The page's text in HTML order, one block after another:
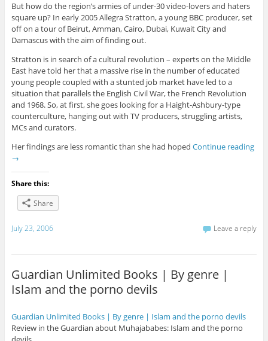
But how do the region’s armies of under-30 video-lovers and haters
square up? In early 2005 Allegra Stratton, a young BBC producer, set
off on a tour of Beirut, Amman, Cairo, Dubai, Kuwait City and
Damascus with the aim of finding out.
Stratton is in search of a cultural revolution – experts on the Middle
East have told her that a massive rise in the number of educated
young people coupled with a stunted job market have led to a
situation that parallels the English Civil War, the French Revolution
and 1968. So, at first, she goes looking for a Haight-Ashbury-type
counterculture, hanging out with TV producers, struggling artists,
MCs and curators.
Her findings are less romantic than she had hoped Continue reading
→
Share this:
Share
July 23, 2006 Leave a reply
Guardian Unlimited Books | By genre |
Islam and the porno devils
Guardian Unlimited Books | By genre | Islam and the porno devils
Review in the Guardian about Muhajababes: Islam and the porno